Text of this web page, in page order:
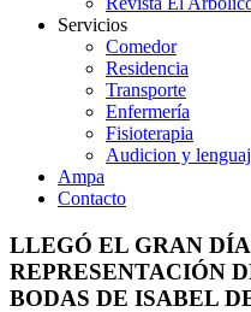
Servicios
Comedor
Residencia
Transporte
Enfermería
Fisioterapia
Audicion y
Ampa
Contacto
LLEGÓ EL GRAN
REPRESENTACIÓN
BODAS DE ISABEL